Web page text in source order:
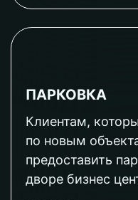
ПАРКОВКА
Клиентам,
по новым
предоставить
дворе бизнес